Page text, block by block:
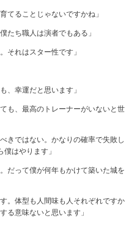
てることじゃないですかね」
たち職人は演者でもある」
それはスター性です」
、幸運だと思います」
も、最高のトレーナーがいないと世
きではない。かなりの確率で失敗し
はやります」
だって僕が何年もかけて築いた城を
。体型も人間味も人それぞれですか
る意味ないと思います」